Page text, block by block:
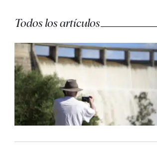
Todos los artículos